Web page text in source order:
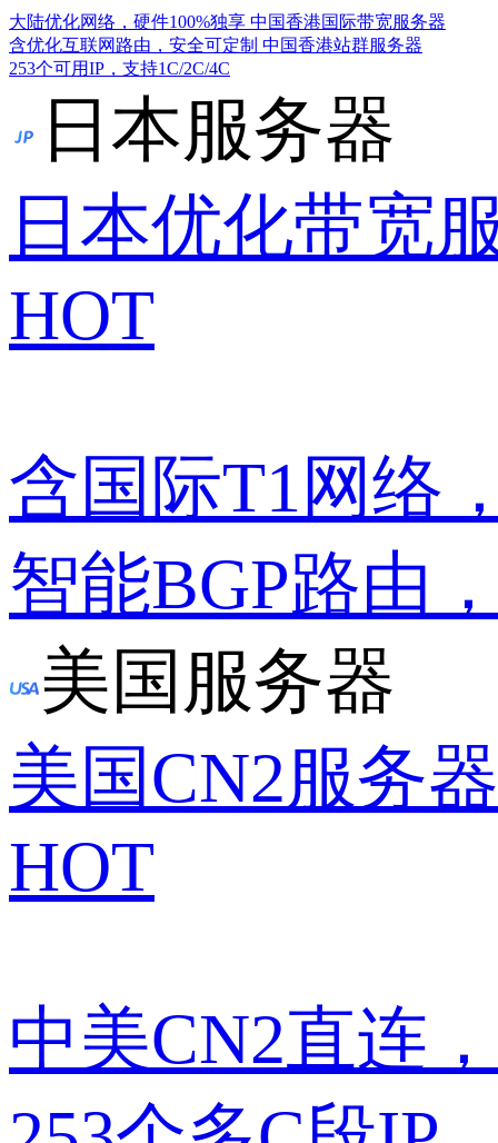
大陆优化网络，硬件100%独享 中国香港国际带宽服务器
含优化互联网路由，安全可定制 中国香港站群服务器
253个可用IP，支持1C/2C/4C
日本服务器
日本优化带宽
HOT
含国际T1网络
智能BGP路由
美国服务器
美国CN2服务器
HOT
中美CN2直连